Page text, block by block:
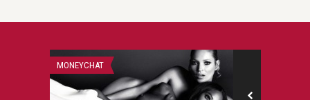
MONEYCHAT